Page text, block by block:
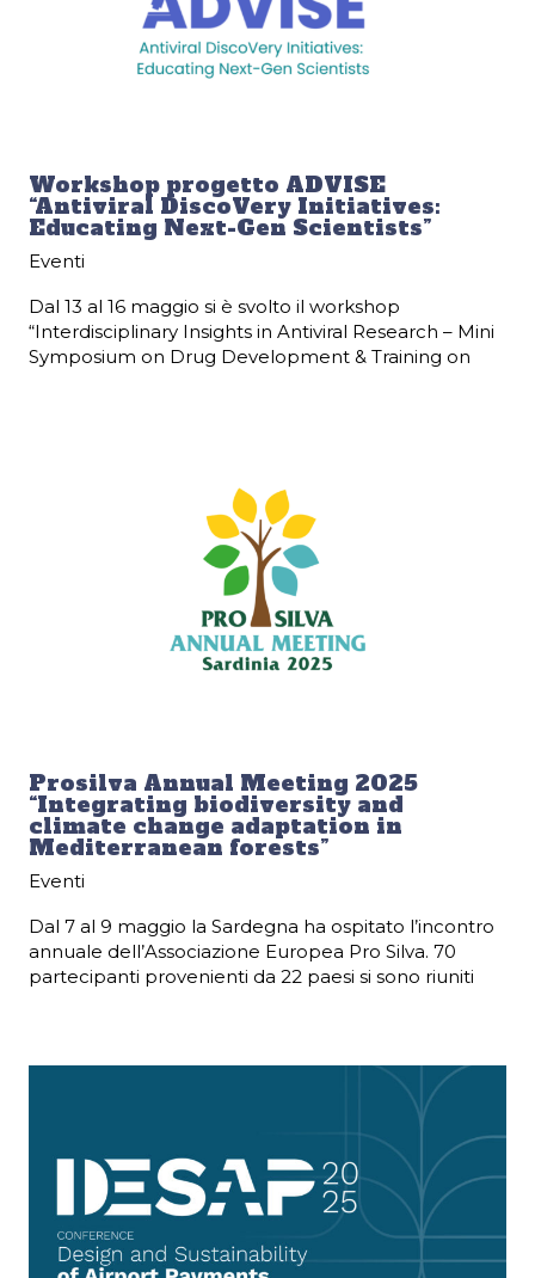
Workshop progetto ADVISE
“Antiviral DiscoVery Initiatives:
Educating Next-Gen Scientists”
Eventi
Dal 13 al 16 maggio si è svolto il workshop
“Interdisciplinary Insights in Antiviral Research – Mini
Symposium on Drug Development & Training on
Prosilva Annual Meeting 2025
“Integrating biodiversity and
climate change adaptation in
Mediterranean forests”
Eventi
Dal 7 al 9 maggio la Sardegna ha ospitato l’incontro
annuale dell’Associazione Europea Pro Silva. 70
partecipanti provenienti da 22 paesi si sono riuniti